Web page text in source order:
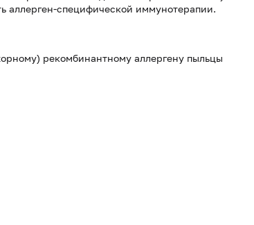
аллерген-специфической иммунотерапии.
рекомбинантному аллергену пыльцы